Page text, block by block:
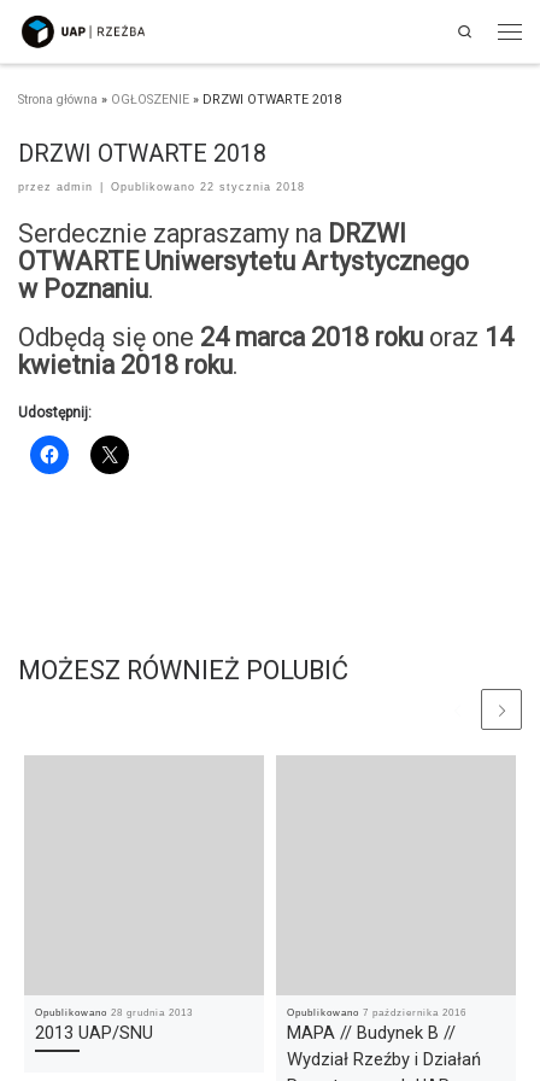
Przejdź do treści
Search
Strona główna » OGŁOSZENIE » DRZWI OTWARTE 2018
DRZWI OTWARTE 2018
przez admin Opublikowano 22 stycznia 2018
Serdecznie zapraszamy na DRZWI
OTWARTE Uniwersytetu Artystycznego
w Poznaniu.
Odbędą się one 24 marca 2018 roku oraz 14
kwietnia 2018 roku.
Udostępnij:
MOŻESZ RÓWNIEŻ POLUBIĆ
Opublikowano 28 grudnia 2013
2013 UAP/SNU
Opublikowano 7 października 2016
MAPA // Budynek B //
Wydział Rzeźby i Działań